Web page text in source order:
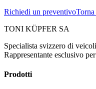
Richiedi un preventivo
TONI KÜPFER SA
Specialista svizzero di
Rappresentante esclusivo
Prodotti